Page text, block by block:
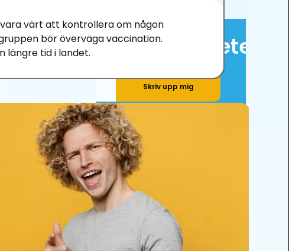
värt att kontrollera om någon
bör överväga vaccination.
längre tid i landet.